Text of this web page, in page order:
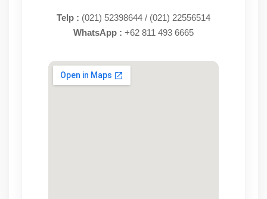
Telp : (021) 52398644 / (021) 22556514
WhatsApp : +62 811 493 6665